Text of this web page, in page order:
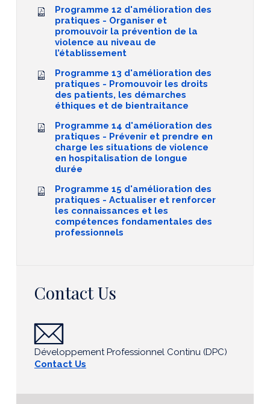
Programme 12 d'amélioration des
pratiques - Organiser et
promouvoir la prévention de la
violence au niveau de
l’établissement
Programme 13 d'amélioration des
pratiques - Promouvoir les droits
des patients, les démarches
éthiques et de bientraitance
Programme 14 d'amélioration des
pratiques - Prévenir et prendre en
charge les situations de violence
en hospitalisation de longue
durée
Programme 15 d'amélioration des
pratiques - Actualiser et renforcer
les connaissances et les
compétences fondamentales des
professionnels
Contact Us
Développement Professionnel Continu (DPC)
Contact Us